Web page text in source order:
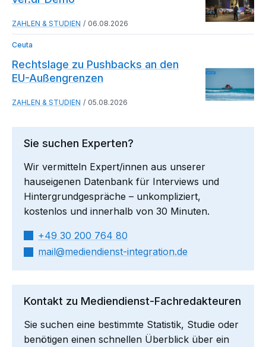
ZAHLEN & STUDIEN 06.08.2026
Ceuta
Rechtslage zu Pushbacks an den
EU-Außengrenzen
ZAHLEN & STUDIEN 05.08.2026
Sie suchen Experten?
Wir vermitteln Expert/innen aus unserer
hauseigenen Datenbank für Interviews und
Hintergrundgespräche – unkompliziert,
kostenlos und innerhalb von 30 Minuten.
+49 30 200 764 80
mail​
mediendienst-integration.de
Kontakt zu Mediendienst-Fachredakteuren
Sie suchen eine bestimmte Statistik, Studie oder
benötigen einen schnellen Überblick über ein